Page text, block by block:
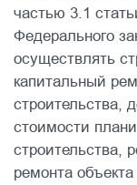
частью 3.1
Федерального
осуществлять
капитальный
строительства,
стоимости
строительства,
ремонта объекта